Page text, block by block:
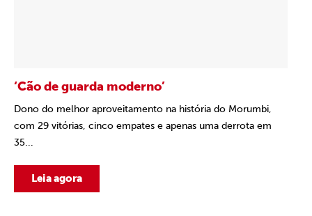
‘Cão de guarda moderno’
Dono do melhor aproveitamento na história do Morumbi,
com 29 vitórias, cinco empates e apenas uma derrota em
35...
Leia agora